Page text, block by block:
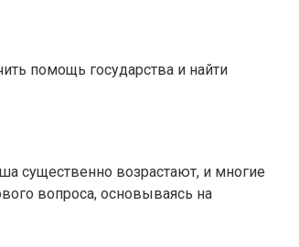
помощь государства и найти
существенно возрастают, и многие
вопроса, основываясь на